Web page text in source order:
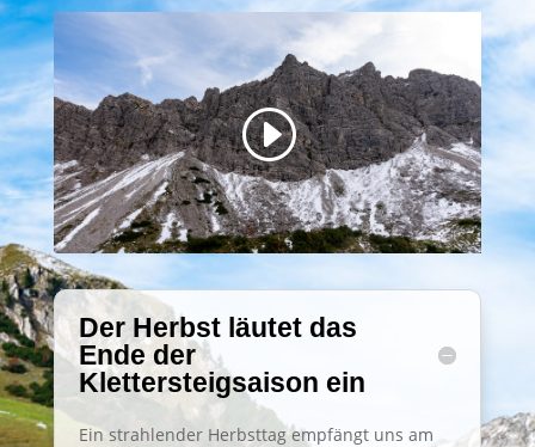
Der Herbst läutet das
Ende der
Klettersteigsaison ein
Ein strahlender Herbsttag empfängt uns am